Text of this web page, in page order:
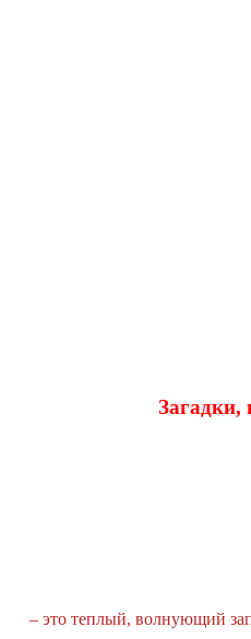
Загадки,
– это теплый, волнующий